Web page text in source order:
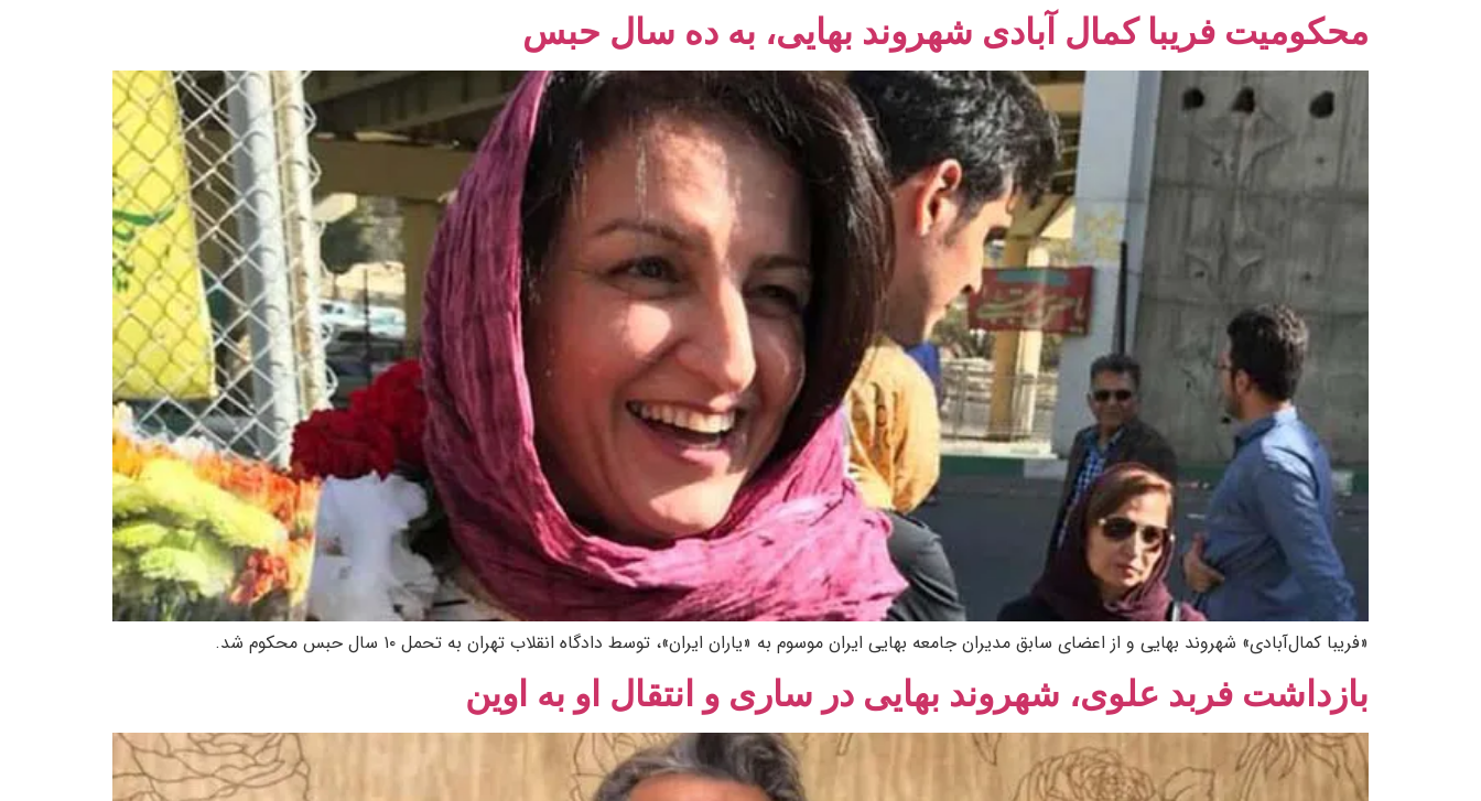
محکومیت فریبا کمال آبادی شهروند بهایی، به ده سال حبس
«فریبا کمال‌آبادی» شهروند بهایی و از اعضای سابق مدیران جامعه بهایی ایران موسوم به «یاران ایران»، توسط دادگاه انقلاب تهران به تحمل ۱۰ سال حبس محکوم شد.
بازداشت فربد علوی، شهروند بهایی در ساری و انتقال او به اوین